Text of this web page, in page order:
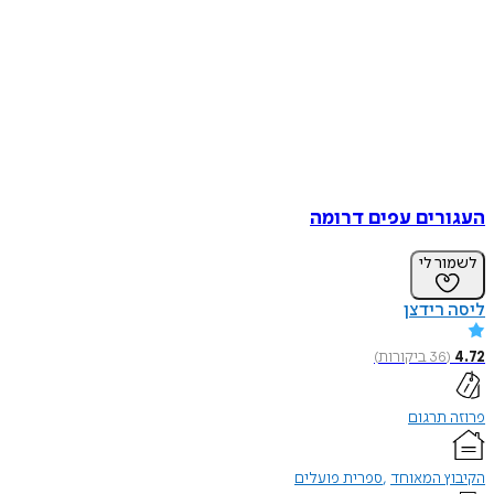
עפים דרומה
לי
36ביקורות)
תרגום
המאוחד ספרית פועלים